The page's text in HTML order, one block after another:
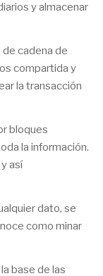
y almacenar
cadena de
compartida y
la transacción
bloques
la información.
así
dato, se
como minar
base de las